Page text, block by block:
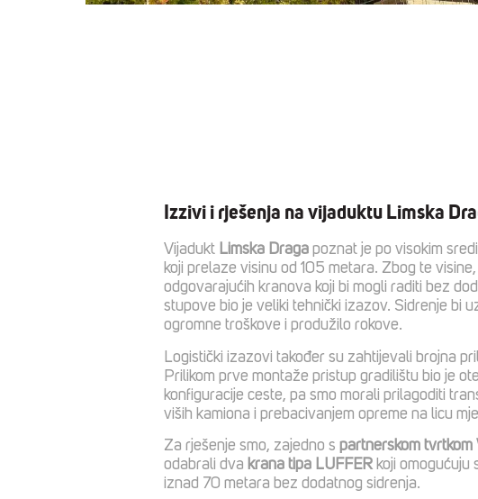
Izzivi i rješenja na vijaduktu Limska
Vijadukt Limska Draga poznat je po visokim
koji prelaze visinu od 105 metara. Zbog te
odgovarajućih kranova koji bi mogli raditi bez
stupove bio je veliki tehnički izazov. Sidrenje bi
ogromne troškove i produžilo rokove.
Logistički izazovi također su zahtijevali brojna
Prilikom prve montaže pristup gradilištu bio je
konfiguracije ceste, pa smo morali prilagoditi
viših kamiona i prebacivanjem opreme na licu
Za rješenje smo, zajedno s partnerskom
odabrali dva krana tipa LUFFER koji omogućuju
iznad 70 metara bez dodatnog sidrenja.